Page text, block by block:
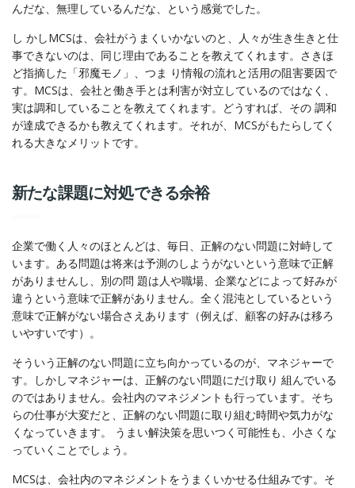
んだな、無理しているんだな、という感覚でした。
し かしMCSは、会社がうまくいかないのと、人々が生き生きと仕
事できないのは、同じ理由であることを教えてくれます。さきほ
ど指摘した「邪魔モノ」、つま り情報の流れと活用の阻害要因で
す。MCSは、会社と働き手とは利害が対立しているのではなく、
実は調和していることを教えてくれます。どうすれば、その 調和
が達成できるかも教えてくれます。それが、MCSがもたらしてく
れる大きなメリットです。
新たな課題に対処できる余裕
企業で働く人々のほとんどは、毎日、正解のない問題に対峙して
います。ある問題は将来は予測のしようがないという意味で正解
がありませんし、別の問 題は人や職場、企業などによって好みが
違うという意味で正解がありません。全く混沌としているという
意味で正解がない場合さえあります（例えば、顧客の好みは移ろ
いやすいです）。
そういう正解のない問題に立ち向かっているのが、マネジャーで
す。しかしマネジャーは、正解のない問題にだけ取り 組んでいる
のではありません。会社内のマネジメントも行っています。そち
らの仕事が大変だと、正解のない問題に取り組む時間や気力がな
くなっていきます。 うまい解決策を思いつく可能性も、小さくな
っていくことでしょう。
MCSは、会社内のマネジメントをうまくいかせる仕組みです。そ